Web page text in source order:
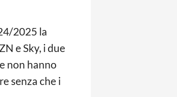
2025 la
e Sky, i due
non hanno
senza che i